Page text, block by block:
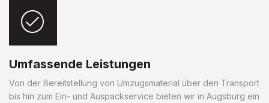
Umfassende Leistungen
Von der Bereitstellung von Umzugsmaterial über den Transport
bis hin zum Ein- und Auspackservice bieten wir in Augsburg ein